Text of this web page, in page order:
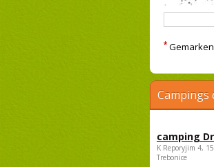
*
Campings
camping
K Reporyjim 4,
Trebonice